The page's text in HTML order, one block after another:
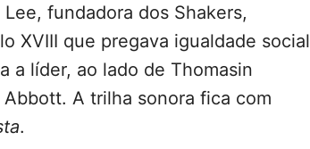
fundadora dos Shakers,
XVIII que pregava igualdade social
a líder, ao lado de Thomasin
A trilha sonora fica com
.